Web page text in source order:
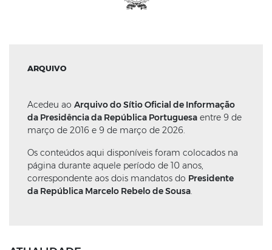
ARQUIVO
Acedeu ao Arquivo do Sítio Oficial de Informação
da Presidência da República Portuguesa entre 9 de
março de 2016 e 9 de março de 2026.
Os conteúdos aqui disponíveis foram colocados na
página durante aquele período de 10 anos,
correspondente aos dois mandatos do Presidente
da República Marcelo Rebelo de Sousa.